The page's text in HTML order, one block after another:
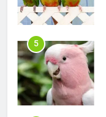
5